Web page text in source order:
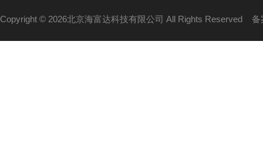
Copyright © 2026北京海富达科技有限公司 All Rights Reserved 备